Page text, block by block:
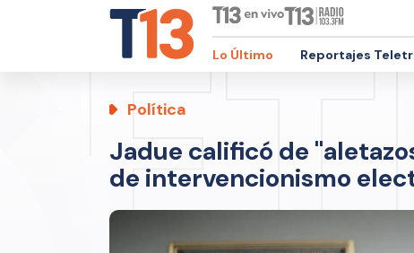
Lo Último Reportajes
Política
Jadue calificó de
de intervencionismo